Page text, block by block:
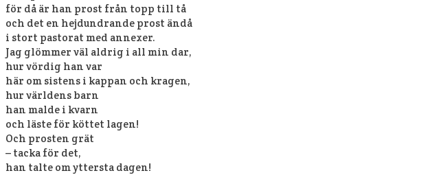
för då är han prost från topp till tå
och det en hejdundrande prost ändå
i stort pastorat med annexer.
Jag glömmer väl aldrig i all min dar,
hur vördig han var
här om sistens i kappan och kragen,
hur världens barn
han malde i kvarn
och läste för köttet lagen!
Och prosten grät
– tacka för det,
han talte om yttersta dagen!